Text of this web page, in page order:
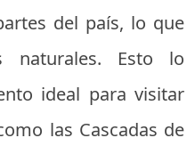
del país, lo que
naturales. Esto lo
ideal para visitar
las Cascadas de